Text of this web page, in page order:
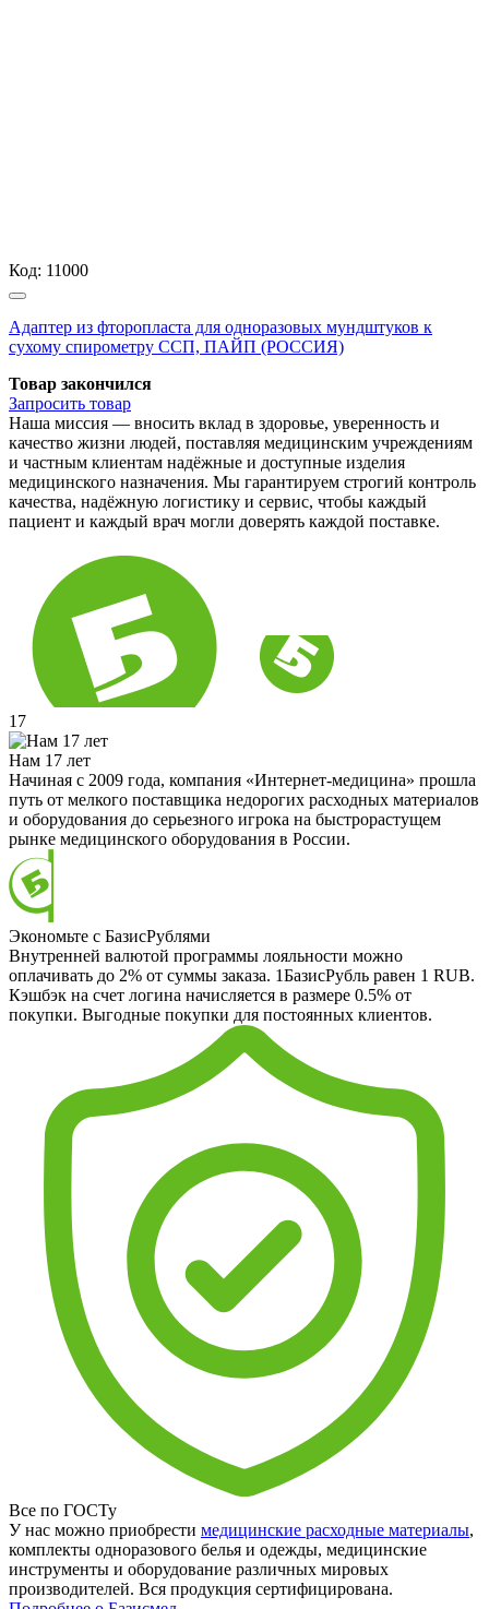
Код: 11000
Адаптер из фторопласта для одноразовых мундштуков к
сухому спирометру ССП, ПАЙП (РОССИЯ)
Товар закончился
Запросить товар
Наша миссия — вносить вклад в здоровье, уверенность и
качество жизни людей, поставляя медицинским учреждениям
и частным клиентам надёжные и доступные изделия
медицинского назначения. Мы гарантируем строгий контроль
качества, надёжную логистику и сервис, чтобы каждый
пациент и каждый врач могли доверять каждой поставке.
17
Нам 17 лет
Начиная с 2009 года, компания «Интернет-медицина» прошла
путь от мелкого поставщика недорогих расходных материалов
и оборудования до серьезного игрока на быстрорастущем
рынке медицинского оборудования в России.
Экономьте с БазисРублями
Внутренней валютой программы лояльности можно
оплачивать до 2% от суммы заказа. 1БазисРубль равен 1 RUB.
Кэшбэк на счет логина начисляется в размере 0.5% от
покупки. Выгодные покупки для постоянных клиентов.
Все по ГОСТу
У нас можно приобрести медицинские расходные материалы,
комплекты одноразового белья и одежды, медицинские
инструменты и оборудование различных мировых
производителей. Вся продукция сертифицирована.